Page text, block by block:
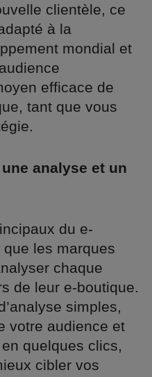
clientèle, ce
à la
mondial et
efficace de
tant que vous
analyse et un
du e-
les marques
chaque
de leur e-boutique.
simples,
votre audience et
quelques clics,
cibler vos